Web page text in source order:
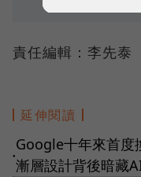
責任編輯：李先泰
延伸閱讀
●
Google十年來首度
漸層設計背後暗藏